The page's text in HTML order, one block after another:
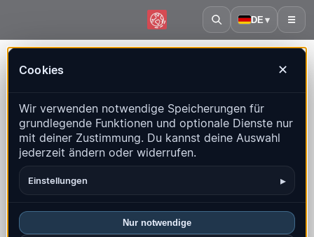
DE ▾ ☰
Cookies ✕
Wir verwenden notwendige Speicherungen für
grundlegende Funktionen und optionale Dienste nur
mit deiner Zustimmung. Du kannst deine Auswahl
jederzeit ändern oder widerrufen.
Einstellungen ▸
Nur notwendige
Live-Karte, Statistiken und aktuelle Ereignisse
Historienkarte öffnen Neueste in diesem Land
Überblick
FAQ